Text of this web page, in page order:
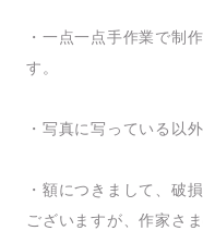
・一点一点手作業で制
す。
・写真に写っている以
・額につきまして、破
ございますが、作家さ